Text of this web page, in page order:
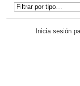
Inicia sesión